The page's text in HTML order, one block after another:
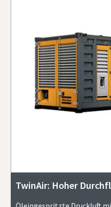
TwinAir: Hoher